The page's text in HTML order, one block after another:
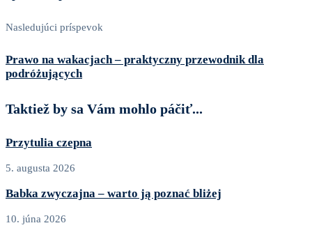
Nasledujúci príspevok
Prawo na wakacjach – praktyczny przewodnik dla
podróżujących
Taktiež by sa Vám mohlo páčiť...
Przytulia czepna
5. augusta 2026
Babka zwyczajna – warto ją poznać bliżej
10. júna 2026